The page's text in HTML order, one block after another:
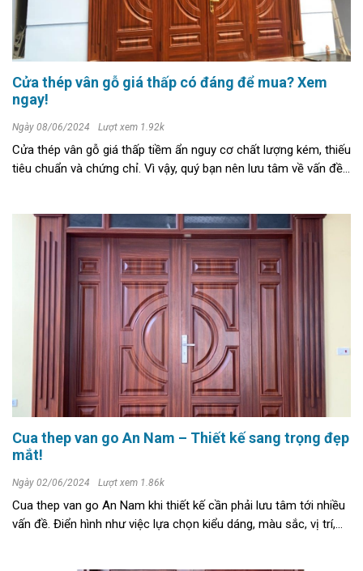
Cửa thép vân gỗ giá thấp có đáng để mua? Xem
ngay!
Ngày 08/06/2024 Lượt xem 1.92k
Cửa thép vân gỗ giá thấp tiềm ẩn nguy cơ chất lượng kém, thiếu
tiêu chuẩn và chứng chỉ. Vì vậy, quý bạn nên lưu tâm về vấn đề
Cua thep van go An Nam – Thiết kế sang trọng đẹp
mắt!
Ngày 02/06/2024 Lượt xem 1.86k
Cua thep van go An Nam khi thiết kế cần phải lưu tâm tới nhiều
vấn đề. Điển hình như việc lựa chọn kiểu dáng, màu sắc, vị trí,